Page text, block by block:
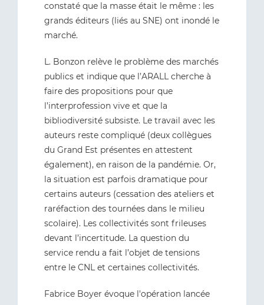
constaté que la masse était le même : les
grands éditeurs (liés au SNE) ont inondé le
marché.
L. Bonzon relève le problème des marchés
publics et indique que l’ARALL cherche à
faire des propositions pour que
l’interprofession vive et que la
bibliodiversité subsiste. Le travail avec les
auteurs reste compliqué (deux collègues
du Grand Est présentes en attestent
également), en raison de la pandémie. Or,
la situation est parfois dramatique pour
certains auteurs (cessation des ateliers et
raréfaction des tournées dans le milieu
scolaire). Les collectivités sont frileuses
devant l’incertitude. La question du
service rendu a fait l’objet de tensions
entre le CNL et certaines collectivités.
Fabrice Boyer évoque l'opération lancée